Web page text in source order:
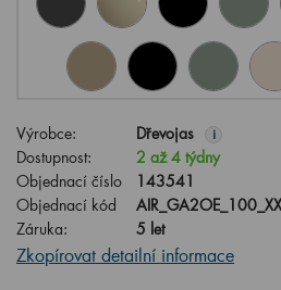
Výrobce: Dřevojas i
Dostupnost:
2 až 4 týdny
Objednací číslo
143541
Objednací kód
Záruka:
5 let
Zkopírovat detailní informace